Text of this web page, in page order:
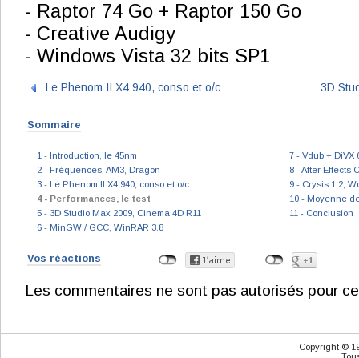
- Raptor 74 Go + Raptor 150 Go
- Creative Audigy
- Windows Vista 32 bits SP1
Le Phenom II X4 940, conso et o/c 3D
Sommaire
1 - Introduction, le 45nm
2 - Fréquences, AM3, Dragon
3 - Le Phenom II X4 940, conso et o/c
4 - Performances, le test
5 - 3D Studio Max 2009, Cinema 4D R11
6 - MinGW / GCC, WinRAR 3.8
7 - Vdub + DiVX
8 - After Effects
9 - Crysis 1.2,
10 - Moyenne
11 - Conclusion
Vos réactions
Les commentaires ne sont pas autorisés pour
Copyright ©